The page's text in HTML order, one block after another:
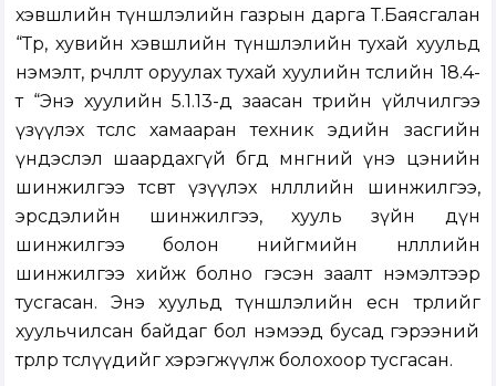
хэвшлийн түншлэлийн газрын дарга Т.Баясгалан
“Төр, хувийн хэвшлийн түншлэлийн тухай хуульд
нэмэлт, өөрчлөлт оруулах тухай хуулийн төслийн 18.4-
т “Энэ хуулийн 5.1.13-д заасан төрийн үйлчилгээ
үзүүлэх төслөөс хамааран техник эдийн засгийн
үндэслэл шаардахгүй бөгөөд мөнгөний үнэ цэнийн
шинжилгээ төсөвт үзүүлэх нөлөөллийн шинжилгээ,
эрсдэлийн шинжилгээ, хууль зүйн дүн
шинжилгээ болон нийгмийн нөлөөллийн
шинжилгээ хийж болно гэсэн заалт нэмэлтээр
тусгасан. Энэ хуульд түншлэлийн есөн төрлийг
хуульчилсан байдаг бол нэмээд бусад гэрээний
төрлөөр төслүүдийг хэрэгжүүлж болохоор тусгасан.